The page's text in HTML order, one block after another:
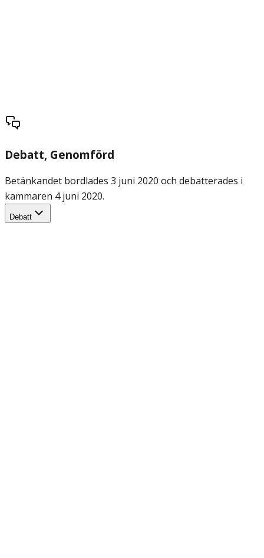
Debatt, Genomförd
Betänkandet bordlades 3 juni 2020 och debatterades i
kammaren 4 juni 2020.
Debatt